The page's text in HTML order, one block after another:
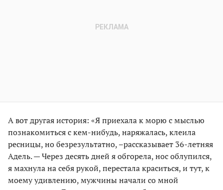
А вот другая история: «Я приехала к морю с мыслью
познакомиться с кем-нибудь, наряжалась, клеила
ресницы, но безрезультатно, –рассказывает 36-летняя
Адель. — Через десять дней я обгорела, нос облупился,
я махнула на себя рукой, перестала краситься, и тут, к
моему удивлению, мужчины начали со мной